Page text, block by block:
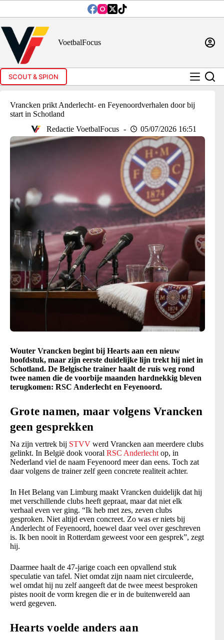
inhoud
VoetbalFocus
SCOUT & SPION
Vrancken prikt Anderlecht- en Feyenoordverhalen door bij
start in Schotland
Redactie VoetbalFocus
05/07/2026 16:51
Wouter Vrancken begint bij Hearts aan een nieuw
hoofdstuk, maar zijn eerste duidelijke lijn trekt hij niet in
Schotland. De Belgische trainer haalt de ruis weg rond
twee namen die de voorbije maanden hardnekkig bleven
terugkomen: RSC Anderlecht en Feyenoord.
Grote namen, maar volgens Vrancken
geen gesprekken
Na zijn vertrek bij STVV werd Vrancken aan meerdere clubs
gelinkt. In België dook vooral RSC Anderlecht op, in
Nederland viel de naam Feyenoord meer dan eens. Toch zat
daar volgens de trainer zelf geen concrete realiteit achter.
In Het Belang van Limburg maakt Vrancken duidelijk dat hij
met verschillende clubs heeft gepraat, maar dat niet elk
verhaal even ver ging. “Ik heb met zes, zeven clubs
gesproken. Niet altijd even concreet. Zo was er niets bij
Anderlecht of Feyenoord, hoewel daar veel over geschreven
is. Ik ben nooit in Rotterdam geweest voor een gesprek”, zegt
hij.
Daarmee haalt de 47-jarige coach een opvallend stuk
speculatie van tafel. Niet omdat zijn naam niet circuleerde,
wel omdat hij nu zelf aangeeft dat de twee meest besproken
pistes nooit de vorm kregen die er in de buitenwereld aan
werd gegeven.
Hearts voelde anders aan